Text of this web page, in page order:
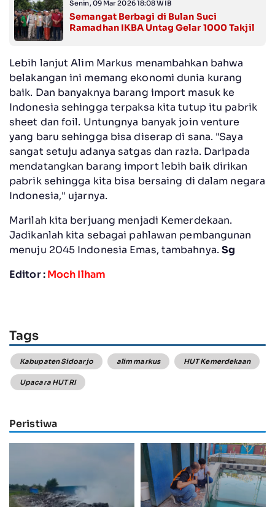
Senin, 09 Mar 2026 18:08 WIB
Semangat Berbagi di Bulan Suci
Ramadhan IKBA Untag Gelar 1000 Takjil
Lebih lanjut Alim Markus menambahkan bahwa
belakangan ini memang ekonomi dunia kurang
baik. Dan banyaknya barang import masuk ke
Indonesia sehingga terpaksa kita tutup itu pabrik
sheet dan foil. Untungnya banyak join venture
yang baru sehingga bisa diserap di sana. "Saya
sangat setuju adanya satgas dan razia. Daripada
mendatangkan barang import lebih baik dirikan
pabrik sehingga kita bisa bersaing di dalam negara
Indonesia," ujarnya.
Marilah kita berjuang menjadi Kemerdekaan.
Jadikanlah kita sebagai pahlawan pembangunan
menuju 2045 Indonesia Emas, tambahnya. Sg
Editor :Moch Ilham
Tags
Kabupaten Sidoarjo alim markus HUT Kemerdekaan
Upacara HUT RI
Peristiwa